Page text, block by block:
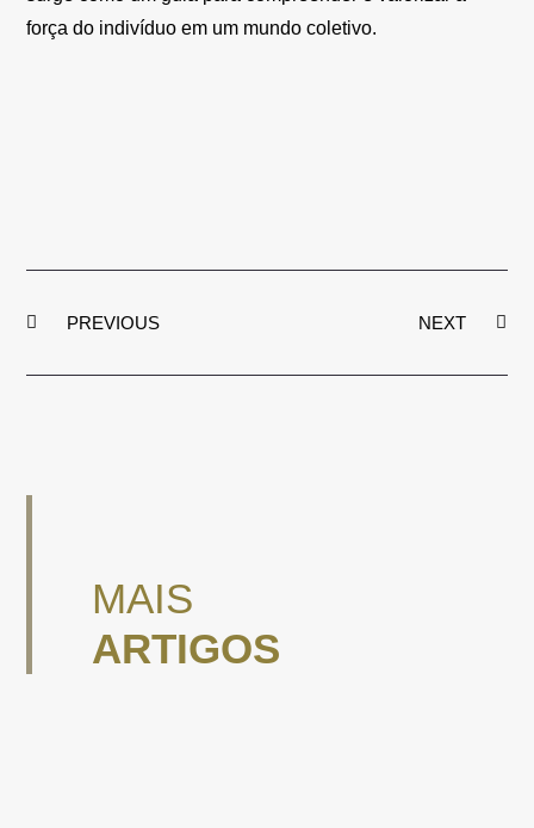
força do indivíduo em um mundo coletivo.
PREVIOUS NEXT
MAIS
ARTIGOS